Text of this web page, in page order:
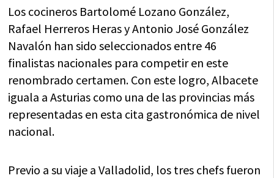
Los cocineros Bartolomé Lozano González,
Rafael Herreros Heras y Antonio José González
Navalón han sido seleccionados entre 46
finalistas nacionales para competir en este
renombrado certamen. Con este logro, Albacete
iguala a Asturias como una de las provincias más
representadas en esta cita gastronómica de nivel
nacional.
Previo a su viaje a Valladolid, los tres chefs fueron